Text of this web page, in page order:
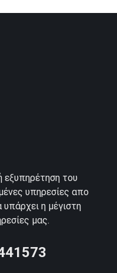
του
υπηρεσίες απο
η μέγιστη
μας.